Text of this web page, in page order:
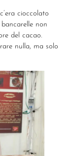
cioccolato
non
del cacao.
nulla, ma solo